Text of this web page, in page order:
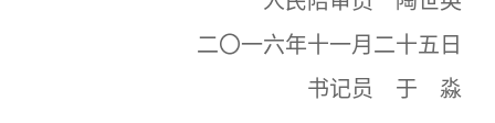
二〇一六年十一月二十五日
书记员 于 淼